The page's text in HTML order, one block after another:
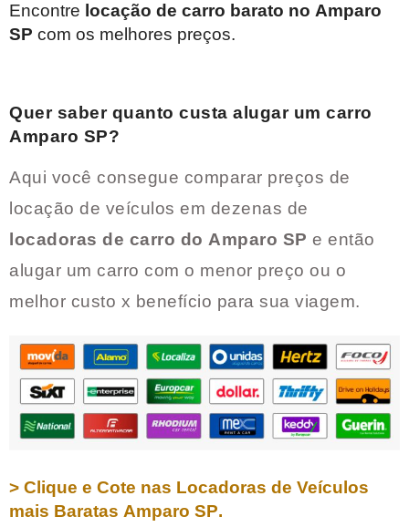
Encontre locação de carro barato no Amparo
SP com os melhores preços.
Quer saber quanto custa alugar um carro
Amparo SP?
Aqui você consegue comparar preços de
locação de veículos em dezenas de
locadoras de carro do Amparo SP e então
alugar um carro com o menor preço ou o
melhor custo x benefício para sua viagem.
> Clique e Cote nas Locadoras de Veículos
mais Baratas Amparo SP.